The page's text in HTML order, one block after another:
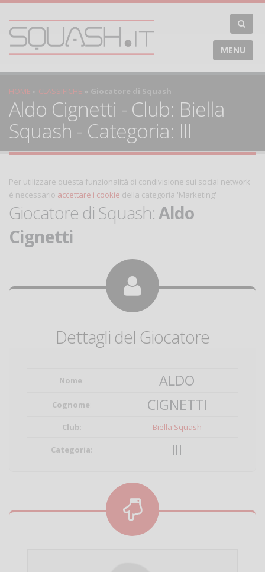
MENU
HOME CLASSIFICHE Giocatore di Squash
Aldo Cignetti - Club: Biella
Squash - Categoria: III
Per utilizzare questa funzionalità di condivisione sui social network
è necessario accettare i cookie della categoria 'Marketing'
Giocatore di Squash:Aldo
Cignetti
Dettagli del Giocatore
Nome: ALDO
Cognome: CIGNETTI
Club: Biella Squash
Categoria: III